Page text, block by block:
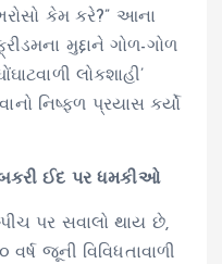
કેમ કરે?” આના
મુદ્દાને ગોળ-ગોળ
લોકશાહી’
નિષ્ફળ પ્રયાસ કર્યો
ઈદ પર ધમકીઓ
પર સવાલો થાય છે,
જૂની વિવિધતાવાળી